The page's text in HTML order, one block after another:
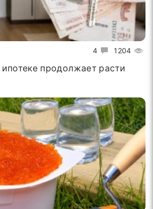
4 1204
продолжает расти